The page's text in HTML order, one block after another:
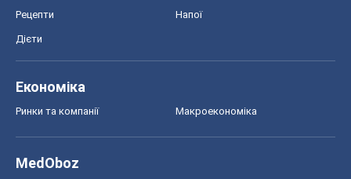
Рецепти Напої
Дієти
Економіка
Ринки та компанії Макроекономіка
MedOboz